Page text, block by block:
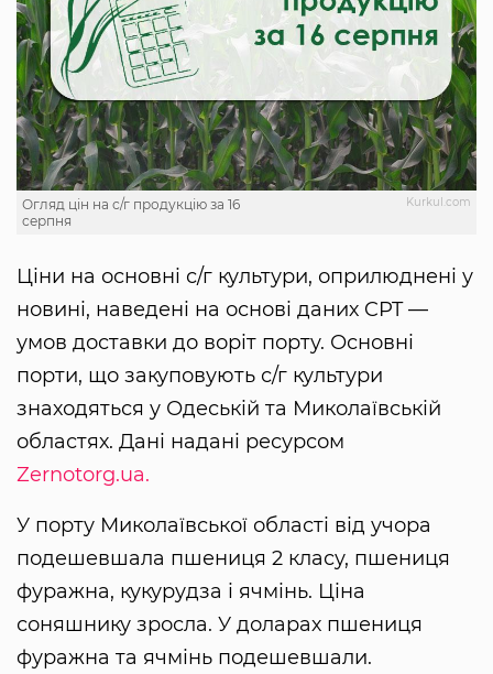
Kurkul.com
Огляд цін на с/г продукцію за 16
серпня
Ціни на основні с/г культури, оприлюднені у
новині, наведені на основі даних CPT —
умов доставки до воріт порту. Основні
порти, що закуповують с/г культури
знаходяться у Одеській та Миколаївській
областях. Дані надані ресурсом
Zernotorg.ua.
У порту Миколаївської області від учора
подешевшала пшениця 2 класу, пшениця
фуражна, кукурудза і ячмінь. Ціна
соняшнику зросла. У доларах пшениця
фуражна та ячмінь подешевшали.